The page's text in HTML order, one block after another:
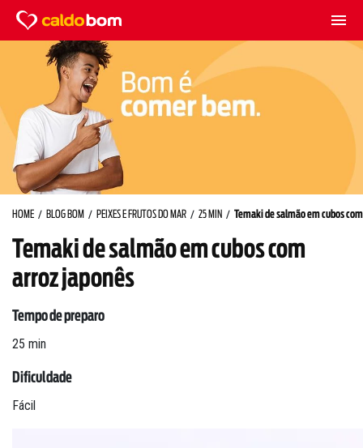
HOME BLOG BOM PEIXES E FRUTOS DO MAR 25 MIN Temaki de salmão em cubos
Temaki de salmão em cubos com
arroz japonês
Tempo de preparo
25 min
Dificuldade
Fácil